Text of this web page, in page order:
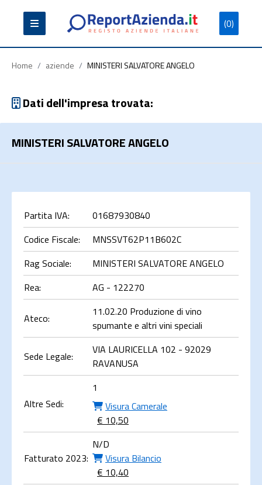
(0)
Partita
Iva
Codice
Fiscale
Ragione
Sociale
Cerca
Home / aziende / MINISTERI SALVATORE ANGELO
Dati dell'impresa trovata:
MINISTERI SALVATORE ANGELO
Partita IVA:
01687930840
Codice Fiscale:
MNSSVT62P11B602C
Rag Sociale:
MINISTERI SALVATORE ANGELO
Rea:
AG - 122270
Ateco:
11.02.20 Produzione di vino
spumante e altri vini speciali
Sede Legale:
VIA LAURICELLA 102 - 92029
RAVANUSA
Altre Sedi:
1
Visura Camerale
€ 10,50
Fatturato 2023:
N/D
Visura Bilancio
€ 10,40